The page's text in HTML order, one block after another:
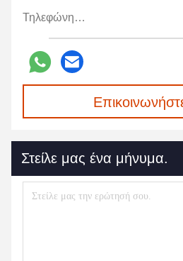
Τηλεφώνημα:
Στείλε μας ένα μήνυμα.